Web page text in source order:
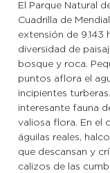
El Parque Natural
Cuadrilla de
extensión de 9.143
diversidad de
bosque y roca.
puntos aflora el
incipientes
interesante fauna
valiosa flora. En el
águilas reales,
que descansan y
calizos de las